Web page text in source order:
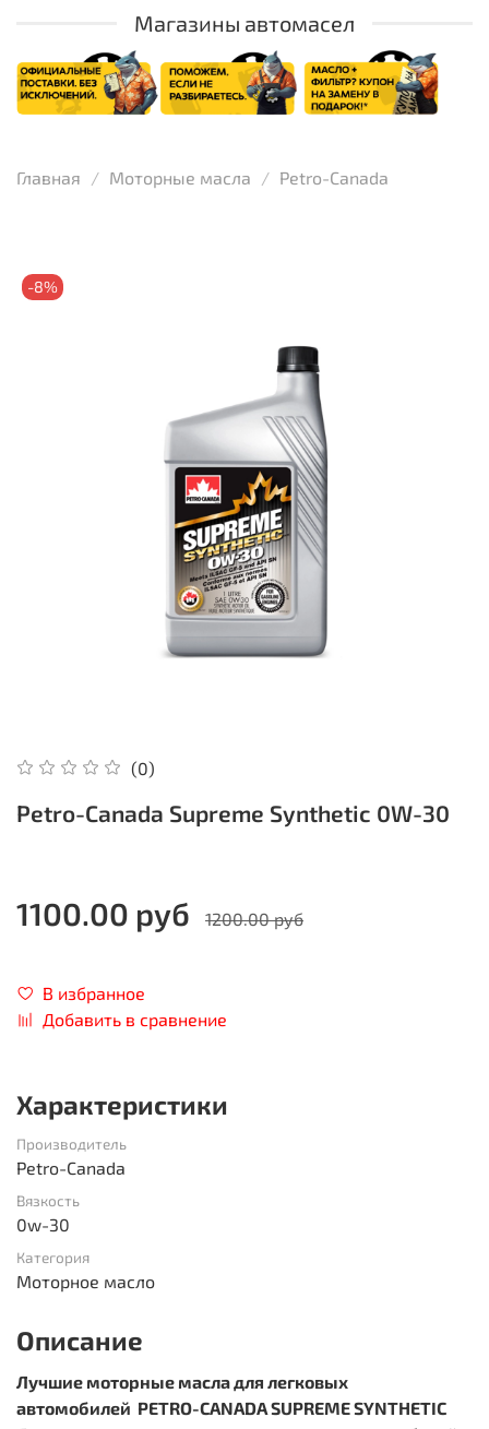
Магазины автомасел
Главная Моторные масла Petro-Canada
-8%
(0)
Petro-Canada Supreme Synthetic 0W-30
1100.00 руб 1200.00 руб
В избранное
Добавить в сравнение
Характеристики
Производитель
Petro-Canada
Вязкость
0w-30
Категория
Моторное масло
Описание
Лучшие моторные масла для легковых
автомобилей PETRO-CANADA SUPREME SYNTHETIC